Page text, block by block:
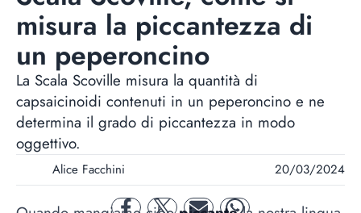
misura la piccantezza di
un peperoncino
La Scala Scoville misura la quantità di
capsaicinoidi contenuti in un peperoncino e ne
determina il grado di piccantezza in modo
oggettivo.
Alice Facchini 20/03/2024